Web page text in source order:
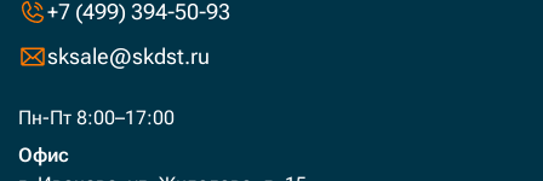
+7 (499) 394-50-93
sksale@skdst.ru
Пн-Пт 8:00–17:00
Офис